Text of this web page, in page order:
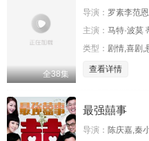
全38集
导演： 罗素李范恩
主演： 马特·波莫
类型： 剧情,喜剧,
查看详情
最强囍事
导演： 陈庆嘉,秦